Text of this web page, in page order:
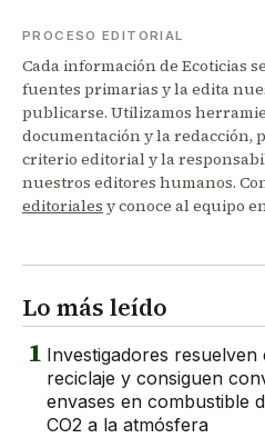
PROCESO EDITORIAL
Cada información de Ecoticias
fuentes primarias y la edita
publicarse. Utilizamos
documentación y la redacción,
criterio editorial y la
nuestros editores humanos.
editoriales y conoce al equipo
Lo más leído
1 Investigadores
reciclaje y consiguen
envases en combustible
CO2 a la atmósfera